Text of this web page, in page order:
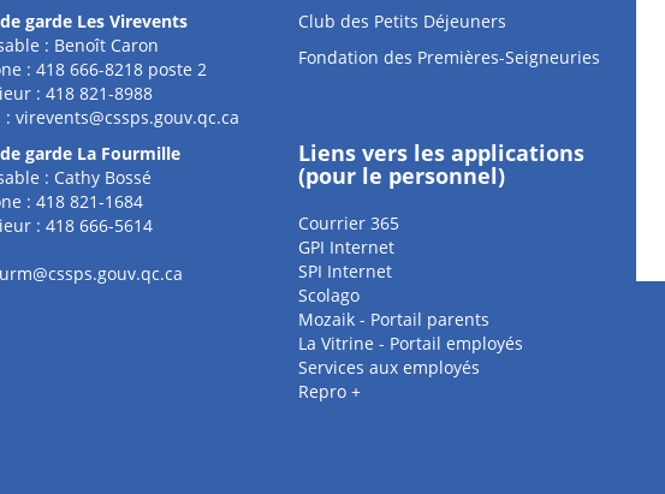
garde Les Virevents
: Benoît Caron
: 418 666-8218 poste 2
: 418 821-8988
: virevents@cssps.gouv.qc.ca
garde La Fourmille
: Cathy Bossé
: 418 821-1684
: 418 666-5614
Club des Petits Déjeuners
Fondation des Premières-Seigneuries
Liens vers les applications
(pour le personnel)
Courrier 365
GPI Internet
SPI Internet
Scolago
Mozaik - Portail parents
La Vitrine - Portail employés
Services aux employés
Repro +